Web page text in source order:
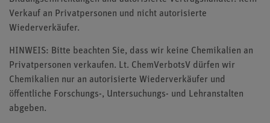
Verkauf an Privatpersonen und nicht autorisierte
Wiederverkäufer.
HINWEIS: Bitte beachten Sie, dass wir keine Chemikalien an
Privatpersonen verkaufen. Lt. ChemVerbotsV dürfen wir
Chemikalien nur an autorisierte Wiederverkäufer und
öffentliche Forschungs-, Untersuchungs- und Lehranstalten
abgeben.